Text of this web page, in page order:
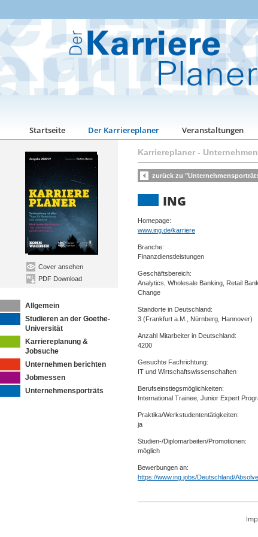
Startseite Der Karriereplaner Veranstaltungen
Cover ansehen
PDF Download
Allgemein
Studieren an der Goethe-
Universität
Karriereplanung &
Jobsuche
Unternehmen berichten
Jobmessen
Unternehmensporträts
Karriereplaner -
zurück zu
ING
Homepage:
www.ing.de/karriere
Branche:
Finanzdienstleistungen
Geschäftsbereich:
Analytics, Wholesale Banking, Retail
Change
Standorte in Deutschland:
3 (Frankfurt a.M., Nürnberg, Hannover)
Anzahl Mitarbeiter in Deutschland:
4200
Gesuchte Fachrichtung:
IT und Wirtschaftswissenschaften
Berufseinstiegsmöglichkeiten:
International Trainee, Junior Expert
Praktika/Werkstudententätigkeiten:
ja
Studien-/Diplomarbeiten/Promotionen:
möglich
Bewerbungen an:
https://www.ing.jobs/Deutschland/